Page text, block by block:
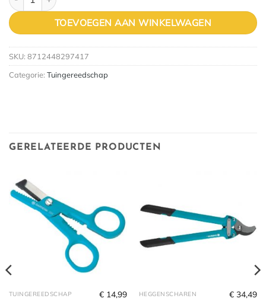
TOEVOEGEN AAN WINKELWAGEN
SKU: 8712448297417
Categorie: Tuingereedschap
GERELATEERDE PRODUCTEN
TUINGEREEDSCHAP € 14,99 HEGGENSCHAREN € 34,49